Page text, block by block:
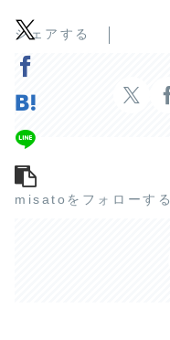
シェアする
misatoをフォローする